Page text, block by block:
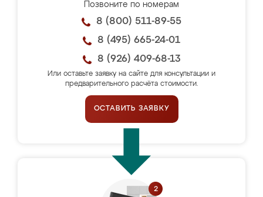
Позвоните по номерам
8 (800) 511-89-55
8 (495) 665-24-01
8 (926) 409-68-13
Или оставьте заявку на сайте для консультации и
предварительного расчёта стоимости.
ОСТАВИТЬ ЗАЯВКУ